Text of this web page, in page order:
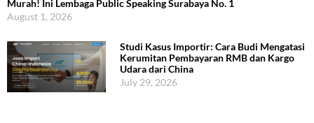
Murah! Ini Lembaga Public Speaking Surabaya No. 1
August 1, 2026
Studi Kasus Importir: Cara Budi Mengatasi
Kerumitan Pembayaran RMB dan Kargo
Udara dari China
July 29, 2026